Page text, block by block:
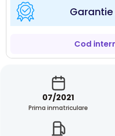
Garantie
Cod
07/2021
Prima inmatriculare